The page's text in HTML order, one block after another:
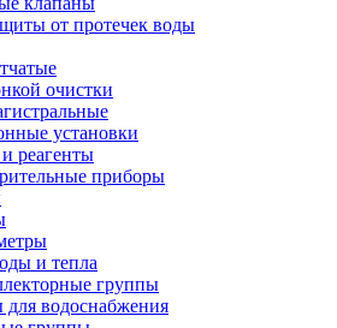
от протечек воды
очистки
установки
реагенты
приборы
и тепла
группы
для водоснабжения